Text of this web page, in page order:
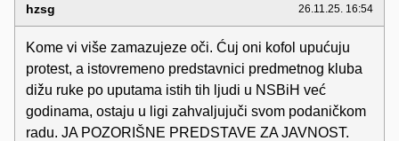
hzsg 26.11.25. 16:54
Kome vi više zamazujeze oči. Ćuj oni kofol upućuju
protest, a istovremeno predstavnici predmetnog kluba
dižu ruke po uputama istih tih ljudi u NSBiH već
godinama, ostaju u ligi zahvaljujuči svom podaničkom
radu. JA POZORIŠNE PREDSTAVE ZA JAVNOST.